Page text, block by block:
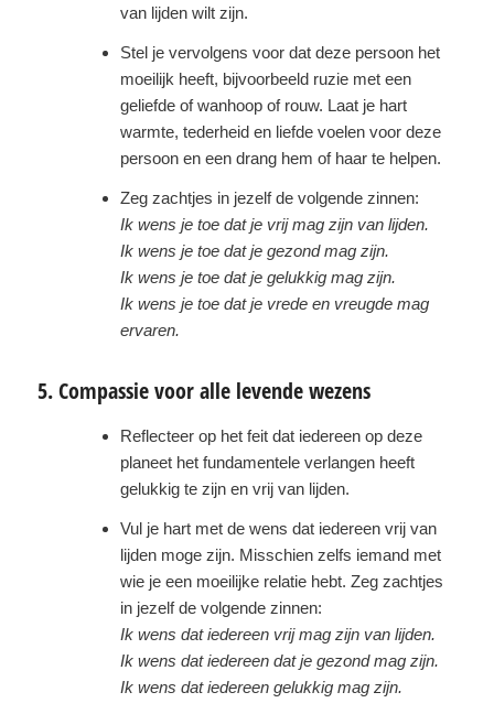
van lijden wilt zijn.
Stel je vervolgens voor dat deze persoon het
moeilijk heeft, bijvoorbeeld ruzie met een
geliefde of wanhoop of rouw. Laat je hart
warmte, tederheid en liefde voelen voor deze
persoon en een drang hem of haar te helpen.
Zeg zachtjes in jezelf de volgende zinnen:
Ik wens je toe dat je vrij mag zijn van lijden.
Ik wens je toe dat je gezond mag zijn.
Ik wens je toe dat je gelukkig mag zijn.
Ik wens je toe dat je vrede en vreugde mag
ervaren.
5. Compassie voor alle levende wezens
Reflecteer op het feit dat iedereen op deze
planeet het fundamentele verlangen heeft
gelukkig te zijn en vrij van lijden.
Vul je hart met de wens dat iedereen vrij van
lijden moge zijn. Misschien zelfs iemand met
wie je een moeilijke relatie hebt. Zeg zachtjes
in jezelf de volgende zinnen:
Ik wens dat iedereen vrij mag zijn van lijden.
Ik wens dat iedereen dat je gezond mag zijn.
Ik wens dat iedereen gelukkig mag zijn.